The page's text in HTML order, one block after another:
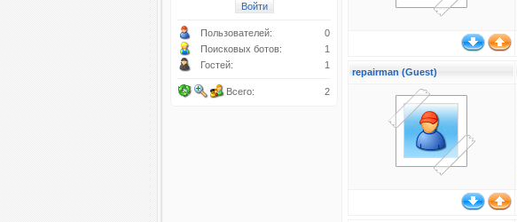
Пользователей:
0
Поисковых ботов:
1
Гостей:
1
Всего: 2
repairman (Guest)